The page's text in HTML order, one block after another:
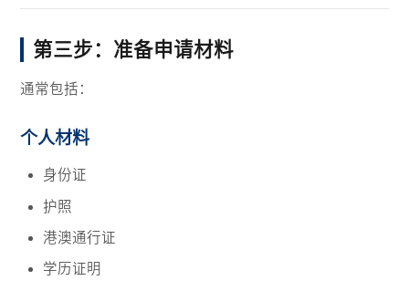
第三步：准备申请材料
通常包括：
个人材料
身份证
护照
港澳通行证
学历证明